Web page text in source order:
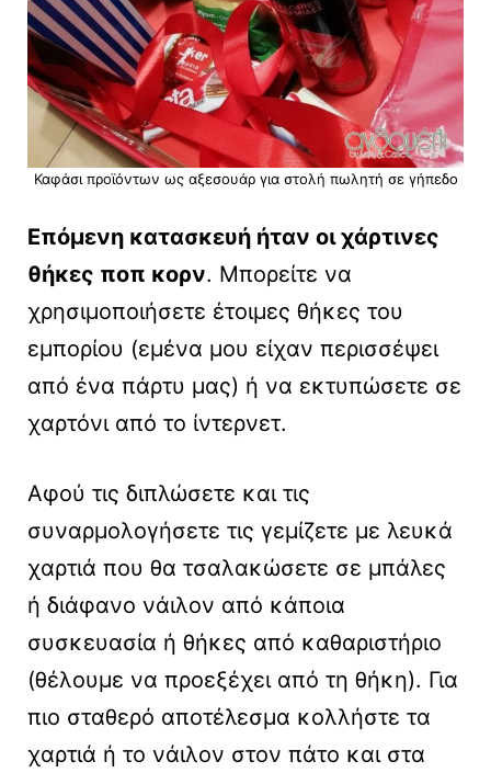
Καφάσι προϊόντων ως αξεσουάρ για στολή πωλητή σε γήπεδο
Επόμενη κατασκευή ήταν οι χάρτινες
θήκες ποπ κορν. Μπορείτε να
χρησιμοποιήσετε έτοιμες θήκες του
εμπορίου (εμένα μου είχαν περισσέψει
από ένα πάρτυ μας) ή να εκτυπώσετε σε
χαρτόνι από το ίντερνετ.
Αφού τις διπλώσετε και τις
συναρμολογήσετε τις γεμίζετε με λευκά
χαρτιά που θα τσαλακώσετε σε μπάλες
ή διάφανο νάιλον από κάποια
συσκευασία ή θήκες από καθαριστήριο
(θέλουμε να προεξέχει από τη θήκη). Για
πιο σταθερό αποτέλεσμα κολλήστε τα
χαρτιά ή το νάιλον στον πάτο και στα